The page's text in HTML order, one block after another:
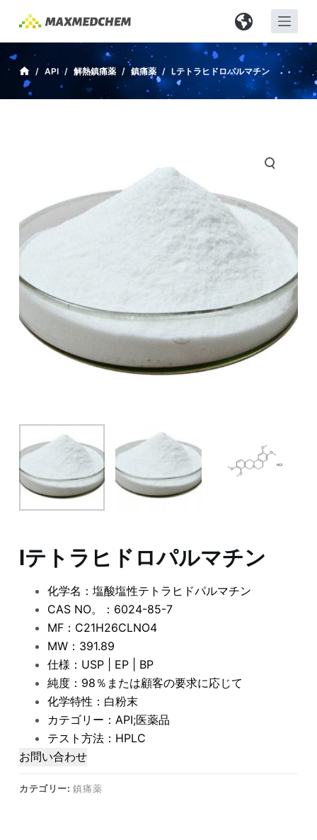
コ
テ
ン
ツ
/ API / 解熱鎮痛薬 / 鎮痛薬 / Lテトラヒドロパルマチン
lテトラヒドロパルマチン
化学名：塩酸塩性テトラヒドパルマチン
CAS NO。：6024-85-7
MF：C21H26CLNO4
MW：391.89
仕様：USP | EP | BP
純度：98％または顧客の要求に応じて
化学特性：白粉末
カテゴリー：API;医薬品
テスト方法：HPLC
お問い合わせ
カテゴリー:鎮痛薬